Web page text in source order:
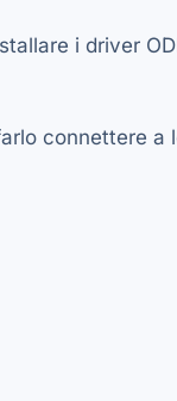
i driver
connettere a